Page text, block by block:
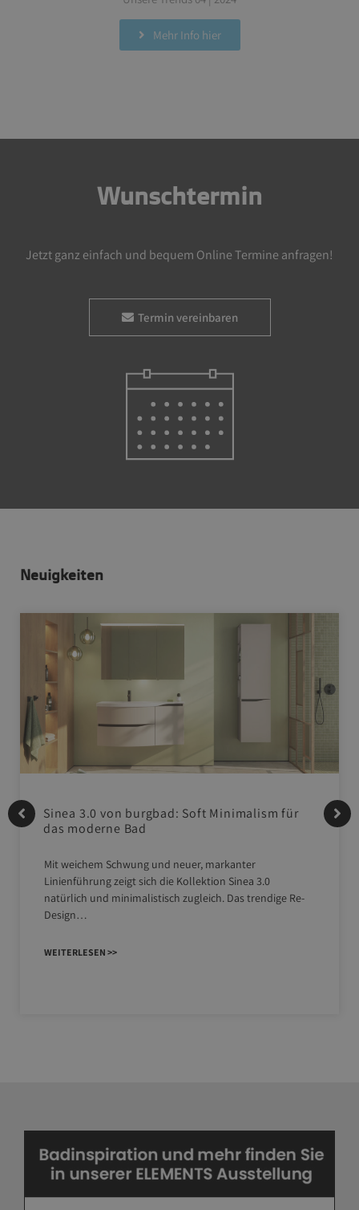
Mehr Info hier
Wunschtermin
Jetzt ganz einfach und bequem Online Termine anfragen!
Termin vereinbaren
Neuigkeiten
Sinea 3.0 von burgbad: Soft Minimalism für
das moderne Bad
Mit weichem Schwung und neuer, markanter
Linienführung zeigt sich die Kollektion Sinea 3.0
natürlich und minimalistisch zugleich. Das trendige Re-
Design…
WEITERLESEN >>